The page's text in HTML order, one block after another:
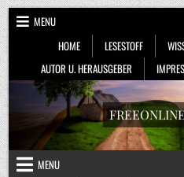
Skip
to
content
MENU
HOME
LESESTOFF
AUTOR U. HERAUSGEBER
MENU